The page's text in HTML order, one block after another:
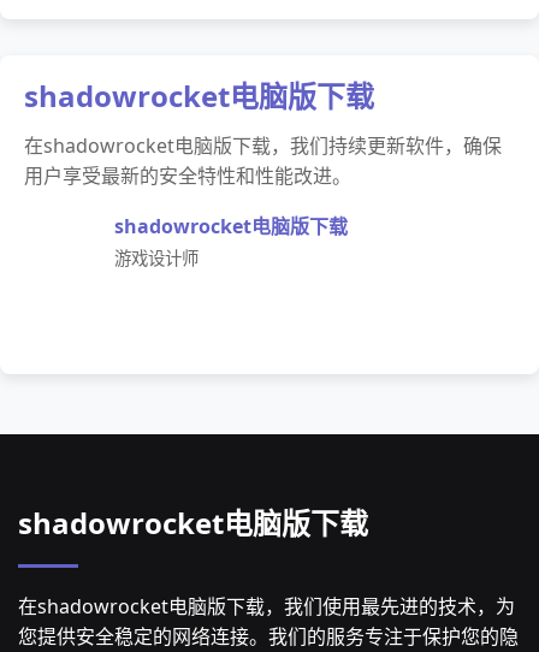
shadowrocket电脑版下载
在shadowrocket电脑版下载，我们持续更新软件，确保
用户享受最新的安全特性和性能改进。
shadowrocket电脑版下载
游戏设计师
shadowrocket电脑版下载
在shadowrocket电脑版下载，我们使用最先进的技术，为
您提供安全稳定的网络连接。我们的服务专注于保护您的隐